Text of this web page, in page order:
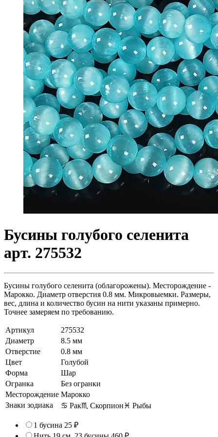
Бусины голубого селенита
арт. 275532
Бусины голубого селенита (облагорожены). Месторождение -
Марокко. Диаметр отверстия 0.8 мм. Микровыемки. Размеры,
вес, длина и количество бусин на нити указаны примерно.
Точнее замеряем по требованию.
Артикул
275532
Диаметр
8.5 мм
Отверстие
0.8 мм
Цвет
Голубой
Форма
Шар
Огранка
Без огранки
Месторождение Марокко
Знаки зодиака
♋ Рак♏ Скорпион♓ Рыбы
1 бусина 25 ₽